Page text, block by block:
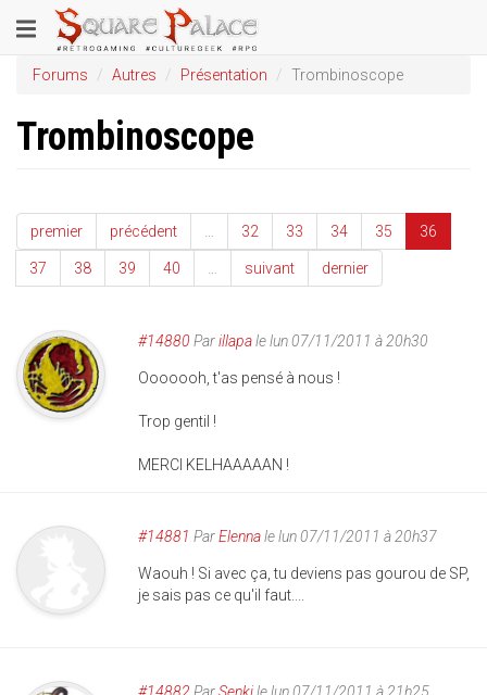
au
contenu
principal
Toggle
navigation
Forums Autres Présentation Trombinoscope
Trombinoscope
premier précédent 32 33 34 35 36
37 38 39 40 suivant dernier
#14880 Parillapale lun 07/11/2011 à 20h30
Ooooooh, t'as pensé à nous !
Trop gentil !
MERCI KELHAAAAAN !
#14881 ParElennale lun 07/11/2011 à 20h37
Waouh ! Si avec ça, tu deviens pas gourou de SP,
je sais pas ce qu'il faut....